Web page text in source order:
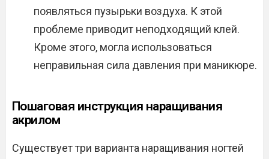
появляться пузырьки воздуха. К этой
проблеме приводит неподходящий клей.
Кроме этого, могла использоваться
неправильная сила давления при маникюре.
Пошаговая инструкция наращивания
акрилом
Существует три варианта наращивания ногтей